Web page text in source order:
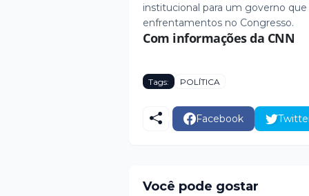
institucional para um governo
enfrentamentos no Congresso.
Com informações da CNN
Tags: POLÍTICA
Facebook
Você pode gostar